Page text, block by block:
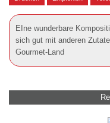
EIne wunderbare
sich gut mit anderen
Gourmet-Land